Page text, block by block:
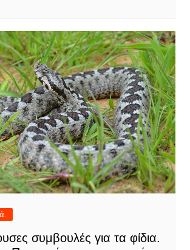
συμβουλές για τα φίδια.